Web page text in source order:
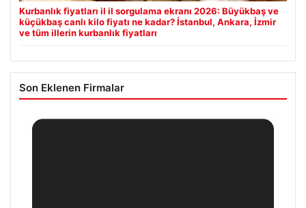
Kurbanlık fiyatları il il sorgulama ekranı 2026: Büyükbaş ve
küçükbaş canlı kilo fiyatı ne kadar? İstanbul, Ankara, İzmir
ve tüm illerin kurbanlık fiyatları
Son Eklenen Firmalar